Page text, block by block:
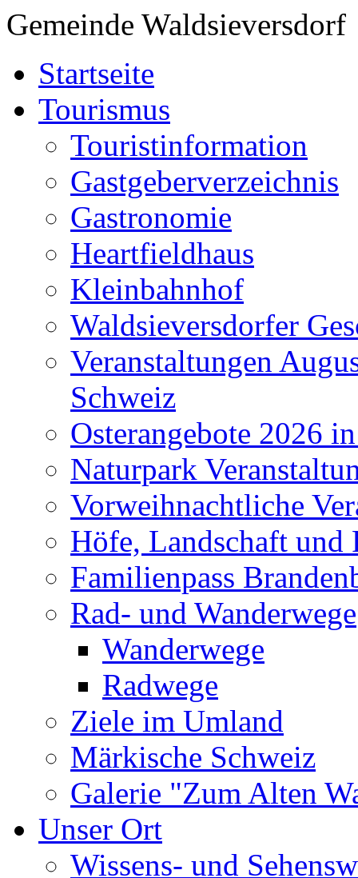
Gemeinde Waldsieversdorf
Startseite
Tourismus
Touristinformation
Gastgeberverzeichnis
Gastronomie
Heartfieldhaus
Kleinbahnhof
Waldsieversdorfer
Veranstaltungen
Schweiz
Osterangebote 2026
Naturpark
Vorweihnachtliche
Höfe, Landschaft und
Familienpass
Rad- und Wanderwege
Wanderwege
Radwege
Ziele im Umland
Märkische Schweiz
Galerie "Zum Alten
Unser Ort
Wissens- und